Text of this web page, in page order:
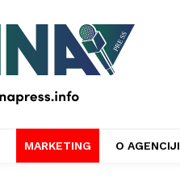
PRESS
MARKETING O AGENCIJI